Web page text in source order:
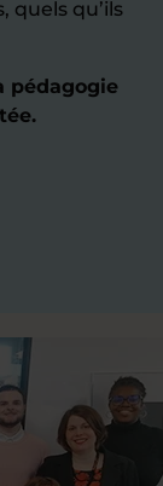
quels qu’ils
pédagogie